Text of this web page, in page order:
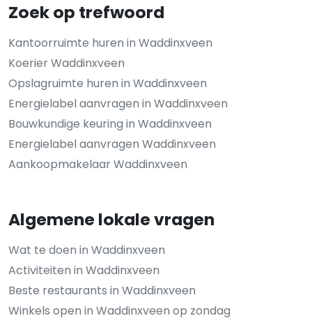
Zoek op trefwoord
Kantoorruimte huren in Waddinxveen
Koerier Waddinxveen
Opslagruimte huren in Waddinxveen
Energielabel aanvragen in Waddinxveen
Bouwkundige keuring in Waddinxveen
Energielabel aanvragen Waddinxveen
Aankoopmakelaar Waddinxveen
Algemene lokale vragen
Wat te doen in Waddinxveen
Activiteiten in Waddinxveen
Beste restaurants in Waddinxveen
Winkels open in Waddinxveen op zondag